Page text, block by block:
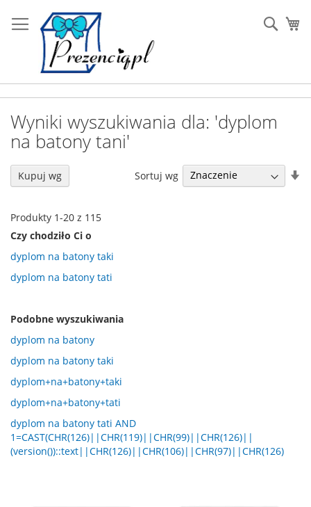
do
treści
Wyniki wyszukiwania dla: 'dyplom
na batony tani'
Produkty 1-20 z 115
Sortuj wg
Czy chodziło Ci o
dyplom na batony taki
dyplom na batony tati
Podobne wyszukiwania
dyplom na batony
dyplom na batony taki
dyplom+na+batony+taki
dyplom+na+batony+tati
dyplom na batony tati AND
1=CAST(CHR(126)||CHR(119)||CHR(99)||CHR(126)||
(version())::text||CHR(126)||CHR(106)||CHR(97)||CHR(126)
Kupuj wg